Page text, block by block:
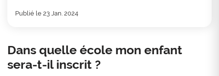
Publié le 23 Jan. 2024
Dans quelle école mon enfant
sera-t-il inscrit ?